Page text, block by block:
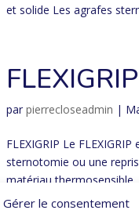
Gérer le consentement
et solide Les agrafes
FLEXIGRIP
parpierrecloseadmin |
FLEXIGRIP Le
sternotomie ou une
matériau thermosensible,...